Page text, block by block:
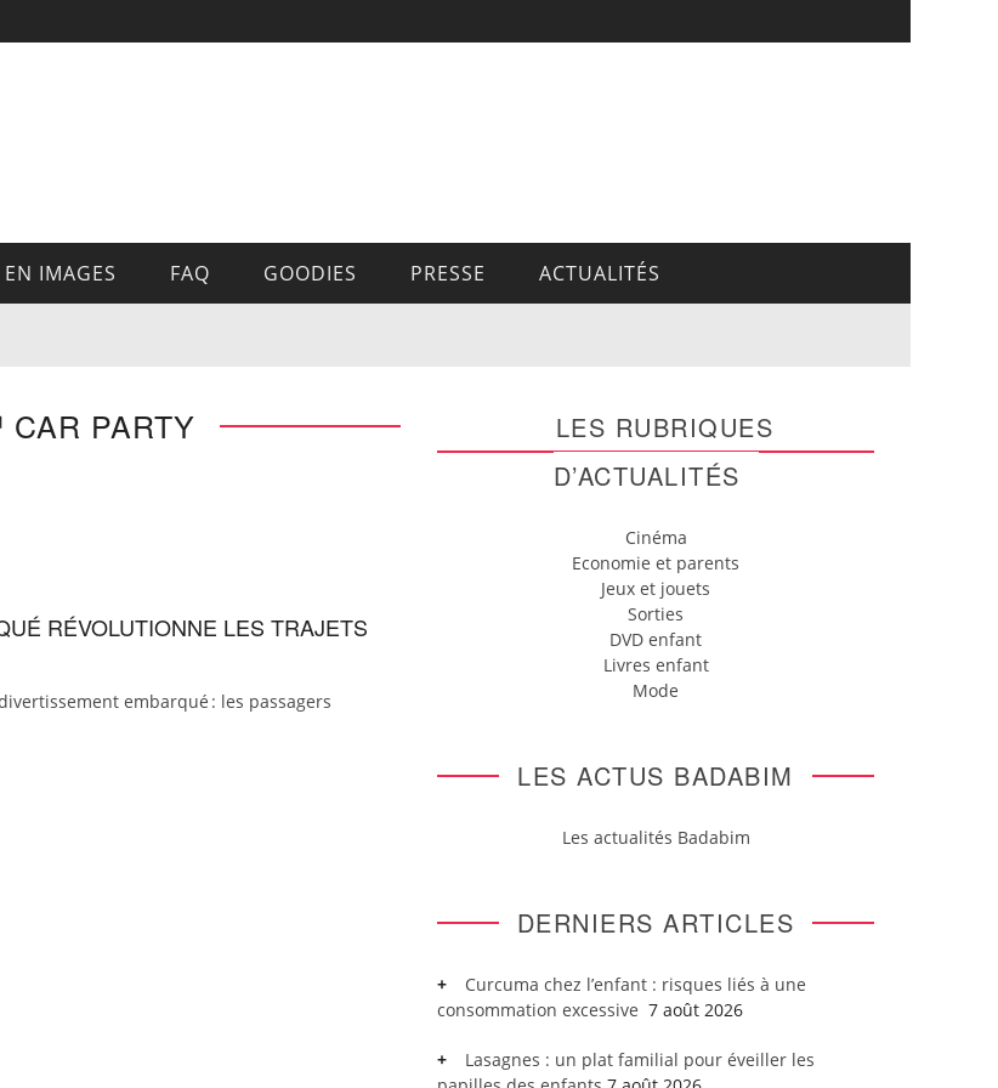
IMAGES FAQ GOODIES PRESSE ACTUALITÉS
PARTY
RÉVOLUTIONNE LES TRAJETS
embarqué : les passagers
LES RUBRIQUES
D’ACTUALITÉS
Cinéma
Economie et parents
Jeux et jouets
Sorties
DVD enfant
Livres enfant
Mode
LES ACTUS BADABIM
Les actualités Badabim
DERNIERS ARTICLES
Curcuma chez l’enfant : risques liés à une
consommation excessive 7 août 2026
Lasagnes : un plat familial pour éveiller les